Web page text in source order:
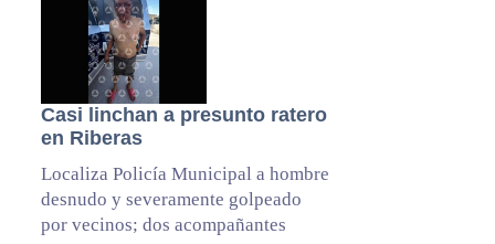
Casi linchan a presunto ratero
en Riberas
Localiza Policía Municipal a hombre
desnudo y severamente golpeado
por vecinos; dos acompañantes